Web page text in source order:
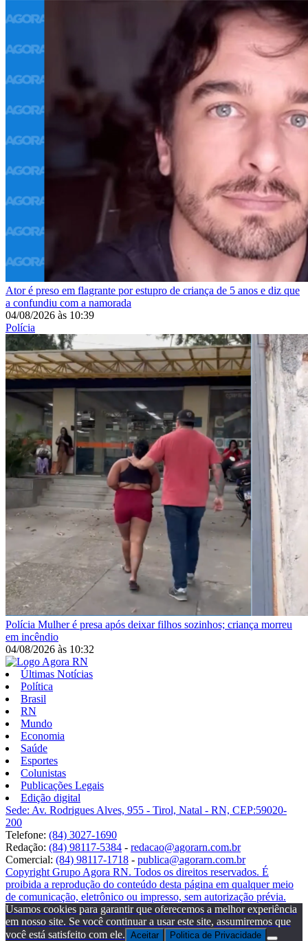
Ator é preso em flagrante por estupro de criança de 5 anos e diz que
a confundiu com a namorada
04/08/2026 às 10:39
Polícia
Polícia Mulher é presa após deixar filhos sozinhos; criança morreu
em incêndio
04/08/2026 às 10:32
Últimas Notícias
Política
Brasil
RN
Mundo
Economia
Saúde
Esportes
Colunistas
Publicações Legais
Edição digital
Sede: Av. Rodrigues Alves, 955 - Tirol, Natal - RN, CEP:59020-
200
Telefone: (84) 3027-1690
Redação: (84) 98117-5384 - redacao@agorarn.com.br
Comercial: (84) 98117-1718 - publica@agorarn.com.br
Copyright Grupo Agora RN. Todos os direitos reservados. É
proibida a reprodução do conteúdo desta página em qualquer meio
de comunicação, eletrônico ou impresso, sem autorização prévia.
Usamos cookies para garantir que oferecemos a melhor experiência
em nosso site. Se você continuar a usar este site, assumiremos que
você está satisfeito com ele. Aceitar Politica de Privacidade